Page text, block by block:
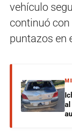
vehículo
continuó con
puntazos en
al